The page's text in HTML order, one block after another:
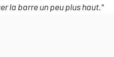
la barre un peu plus haut."